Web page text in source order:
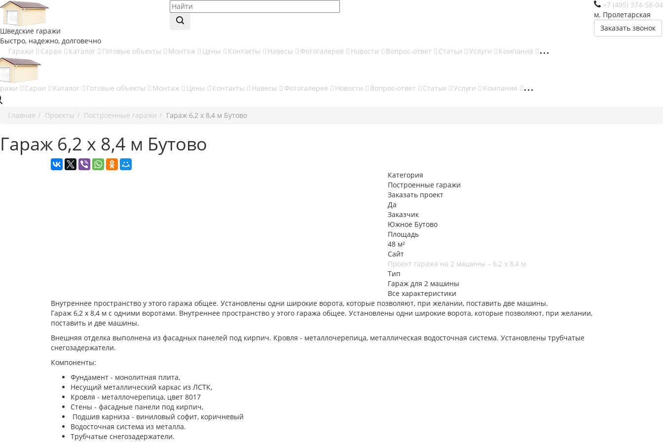
Шведские гаражи
Быстро, надежно, долговечно
+7 (495) 374-58-04
м. Пролетарская
Заказать звонок
Гаражи Сараи Каталог Готовые объекты Монтаж Цены Контакты Навесы Фотогалерея Новости Вопрос-ответ Статьи Услуги Компания
Сараи Каталог Готовые объекты Монтаж Цены Контакты Навесы Фотогалерея Новости Вопрос-ответ Статьи Услуги Компания
Главная Проекты Построенные гаражи Гараж 6,2 х 8,4 м Бутово
Гараж 6,2 х 8,4 м Бутово
Категория
Построенные гаражи
Заказать проект
Да
Заказчик
Южное Бутово
Площадь
48 м²
Сайт
Проект гаража на 2 машины – 6,2 х 8,4 м
Тип
Гараж для 2 машины
Все характеристики
Внутреннее пространство у этого гаража общее. Установлены одни широкие ворота, которые позволяют, при желании, поставить две машины.
Гараж 6,2 х 8,4 м с одними воротами. Внутреннее пространство у этого гаража общее. Установлены одни широкие ворота, которые позволяют, при желании,
поставить и две машины.
Внешняя отделка выполнена из фасадных панелей под кирпич. Кровля - металлочерепица, металлическая водосточная система. Установлены трубчатые
снегозадержатели.
Компоненты:
Фундамент - монолитная плита,
Несущий металлический каркас из ЛСТК,
Кровля - металлочерепица, цвет 8017
Стены - фасадные панели под кирпич,
Подшив карниза - виниловый софит, коричневый
Водосточная система из металла.
Трубчатые снегозадержатели.